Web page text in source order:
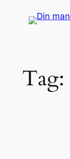
Tag: